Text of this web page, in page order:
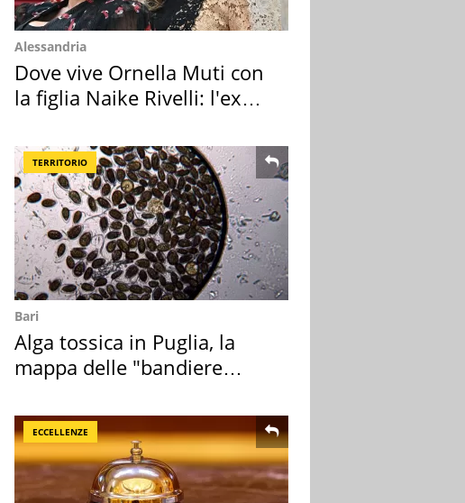
Alessandria
Dove vive Ornella Muti con
la figlia Naike Rivelli: l'ex
TERRITORIO
Bari
Alga tossica in Puglia, la
mappa delle "bandiere
ECCELLENZE